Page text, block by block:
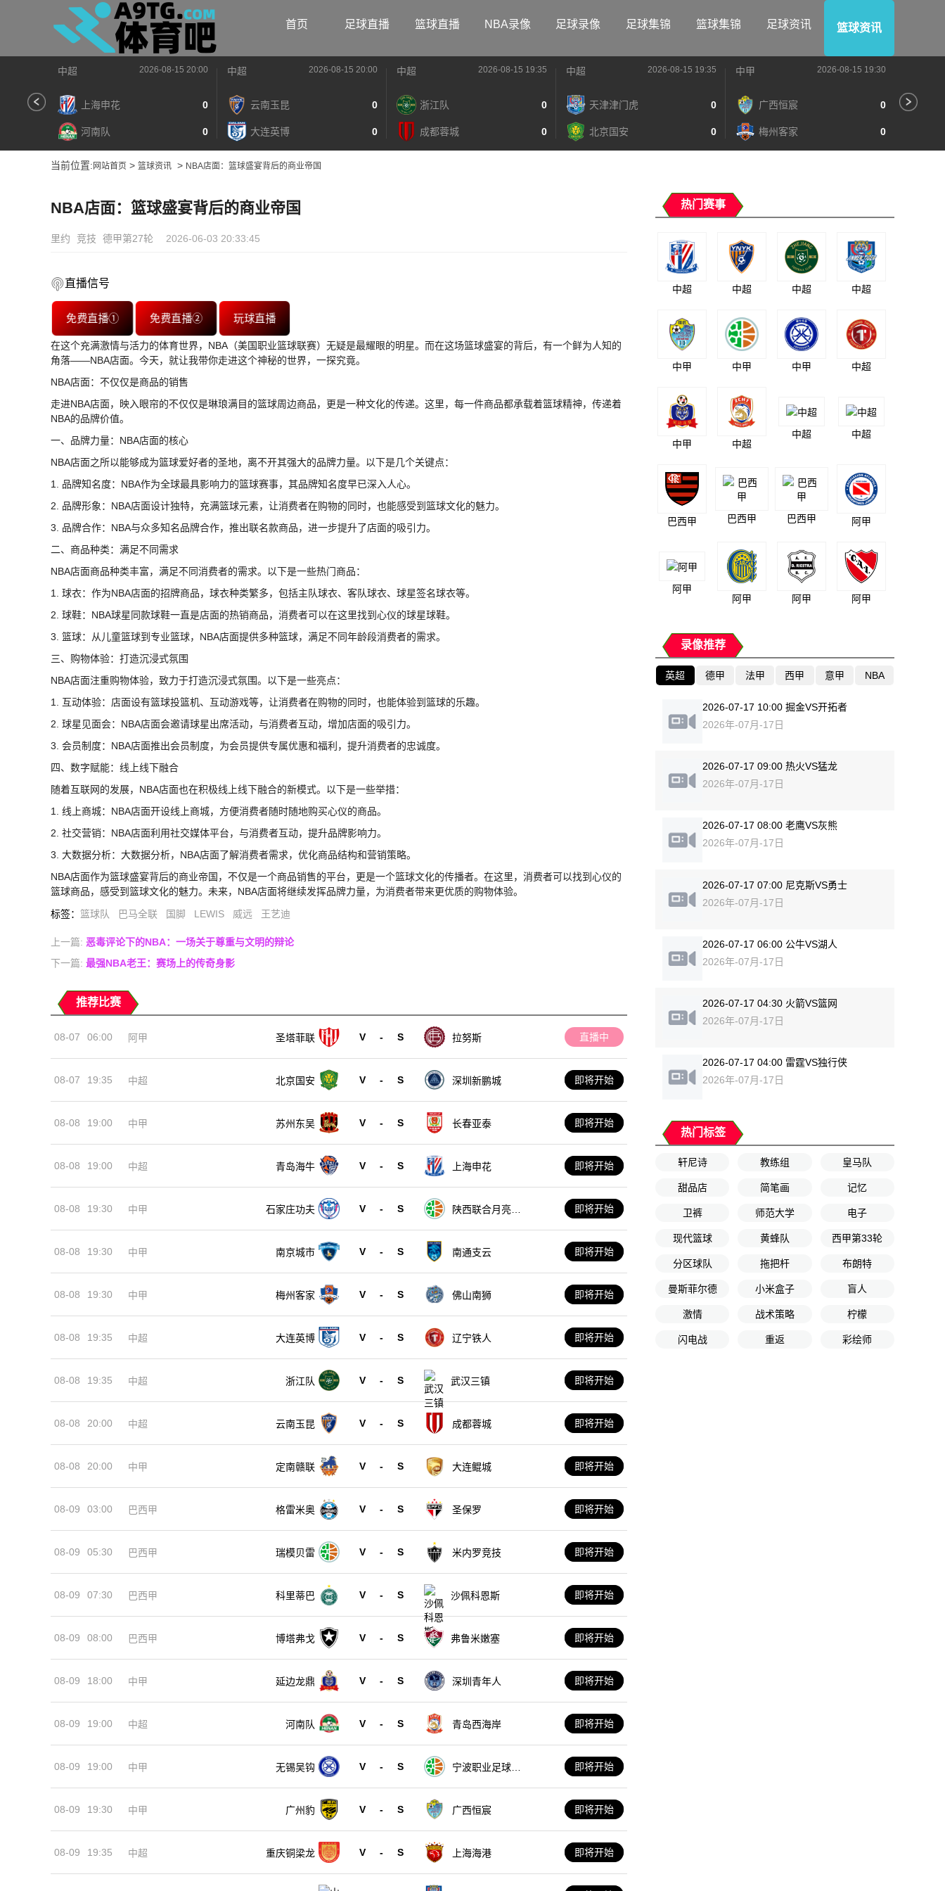
首页 足球直播 篮球直播 NBA录像 足球录像 足球集锦 篮球集锦 足球资讯 篮球资讯
中超 2026-08-15 20:00
上海申花 0
河南队 0
中超 2026-08-15 20:00
云南玉昆 0
大连英博 0
中超 2026-08-15 19:35
浙江队 0
成都蓉城 0
中超 2026-08-15 19:35
天津津门虎 0
北京国安 0
中甲 2026-08-15 19:30
广西恒宸 0
梅州客家 0
当前位置: 网站首页 > 篮球资讯 > NBA店面：篮球盛宴背后的商业帝国
NBA店面：篮球盛宴背后的商业帝国
里约 竞技 德甲第27轮 2026-06-03 20:33:45
直播信号
免费直播① 免费直播② 玩球直播
在这个充满激情与活力的体育世界，NBA（美国职业篮球联赛）无疑是最耀眼的明星。而在这场篮球盛宴的背后，有一个鲜为人知的
角落——NBA店面。今天，就让我带你走进这个神秘的世界，一探究竟。
NBA店面：不仅仅是商品的销售
走进NBA店面，映入眼帘的不仅仅是琳琅满目的篮球周边商品，更是一种文化的传递。这里，每一件商品都承载着篮球精神，传递着
NBA的品牌价值。
一、品牌力量：NBA店面的核心
NBA店面之所以能够成为篮球爱好者的圣地，离不开其强大的品牌力量。以下是几个关键点：
1. 品牌知名度：NBA作为全球最具影响力的篮球赛事，其品牌知名度早已深入人心。
2. 品牌形象：NBA店面设计独特，充满篮球元素，让消费者在购物的同时，也能感受到篮球文化的魅力。
3. 品牌合作：NBA与众多知名品牌合作，推出联名款商品，进一步提升了店面的吸引力。
二、商品种类：满足不同需求
NBA店面商品种类丰富，满足不同消费者的需求。以下是一些热门商品：
1. 球衣：作为NBA店面的招牌商品，球衣种类繁多，包括主队球衣、客队球衣、球星签名球衣等。
2. 球鞋：NBA球星同款球鞋一直是店面的热销商品，消费者可以在这里找到心仪的球星球鞋。
3. 篮球：从儿童篮球到专业篮球，NBA店面提供多种篮球，满足不同年龄段消费者的需求。
三、购物体验：打造沉浸式氛围
NBA店面注重购物体验，致力于打造沉浸式氛围。以下是一些亮点：
1. 互动体验：店面设有篮球投篮机、互动游戏等，让消费者在购物的同时，也能体验到篮球的乐趣。
2. 球星见面会：NBA店面会邀请球星出席活动，与消费者互动，增加店面的吸引力。
3. 会员制度：NBA店面推出会员制度，为会员提供专属优惠和福利，提升消费者的忠诚度。
四、数字赋能：线上线下融合
随着互联网的发展，NBA店面也在积极线上线下融合的新模式。以下是一些举措：
1. 线上商城：NBA店面开设线上商城，方便消费者随时随地购买心仪的商品。
2. 社交营销：NBA店面利用社交媒体平台，与消费者互动，提升品牌影响力。
3. 大数据分析：大数据分析，NBA店面了解消费者需求，优化商品结构和营销策略。
NBA店面作为篮球盛宴背后的商业帝国，不仅是一个商品销售的平台，更是一个篮球文化的传播者。在这里，消费者可以找到心仪的
篮球商品，感受到篮球文化的魅力。未来，NBA店面将继续发挥品牌力量，为消费者带来更优质的购物体验。
标签： 篮球队 巴马全联 国脚 LEWIS 威远 王艺迪
上一篇: 恶毒评论下的NBA：一场关于尊重与文明的辩论
下一篇: 最强NBA老王：赛场上的传奇身影
推荐比赛
08-07 06:00 阿甲 圣塔菲联 V - S 拉努斯 直播中
08-07 19:35 中超 北京国安 V - S 深圳新鹏城 即将开始
08-08 19:00 中甲 苏州东吴 V - S 长春亚泰 即将开始
08-08 19:00 中超 青岛海牛 V - S 上海申花 即将开始
08-08 19:30 中甲 石家庄功夫 V - S
陕西联合月亮泊
即将开始
08-08 19:30 中甲 南京城市 V - S 南通支云 即将开始
08-08 19:30 中甲 梅州客家 V - S 佛山南狮 即将开始
08-08 19:35 中超 大连英博 V - S 辽宁铁人 即将开始
08-08 19:35 中超 浙江队 V - S 武汉三镇 即将开始
08-08 20:00 中超 云南玉昆 V - S 成都蓉城 即将开始
08-08 20:00 中甲 定南赣联 V - S 大连鲲城 即将开始
08-09 03:00 巴西甲 格雷米奥 V - S 圣保罗 即将开始
08-09 05:30 巴西甲 瑞模贝雷 V - S 米内罗竞技 即将开始
08-09 07:30 巴西甲 科里蒂巴 V - S 沙佩科恩斯 即将开始
08-09 08:00 巴西甲 博塔弗戈 V - S 弗鲁米嫩塞 即将开始
08-09 18:00 中甲 延边龙鼎 V - S 深圳青年人 即将开始
08-09 19:00 中超 河南队 V - S 青岛西海岸 即将开始
08-09 19:00 中甲 无锡吴钩 V - S
宁波职业足球俱
即将开始
08-09 19:30 中甲 广州豹 V - S 广西恒宸 即将开始
08-09 19:35 中超 重庆铜梁龙 V - S 上海海港 即将开始
热门赛事
中超 中超 中超 中超
中甲 中甲 中甲 中超
中甲 中超
中超 中超
巴西甲 巴西甲 巴西甲 阿甲
阿甲
阿甲
阿甲 阿甲
录像推荐
英超 德甲 法甲 西甲 意甲 NBA
2026-07-17 10:00 掘金VS开拓者
2026年-07月-17日
2026-07-17 09:00 热火VS猛龙
2026年-07月-17日
2026-07-17 08:00 老鹰VS灰熊
2026年-07月-17日
2026-07-17 07:00 尼克斯VS勇士
2026年-07月-17日
2026-07-17 06:00 公牛VS湖人
2026年-07月-17日
2026-07-17 04:30 火箭VS篮网
2026年-07月-17日
2026-07-17 04:00 雷霆VS独行侠
2026年-07月-17日
热门标签
轩尼诗 教练组 皇马队
甜品店 简笔画 记忆
卫裤 师范大学 电子
现代篮球 黄蜂队 西甲第33轮
分区球队 拖把杆 布朗特
曼斯菲尔德 小米盒子 盲人
激情 战术策略 柠檬
闪电战 重返 彩绘师